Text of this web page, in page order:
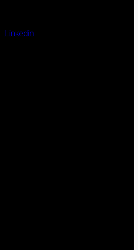
Linkedin